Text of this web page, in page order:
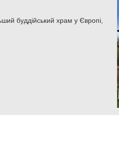
буддійський храм у Європі,